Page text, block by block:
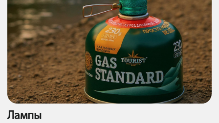
Лампы